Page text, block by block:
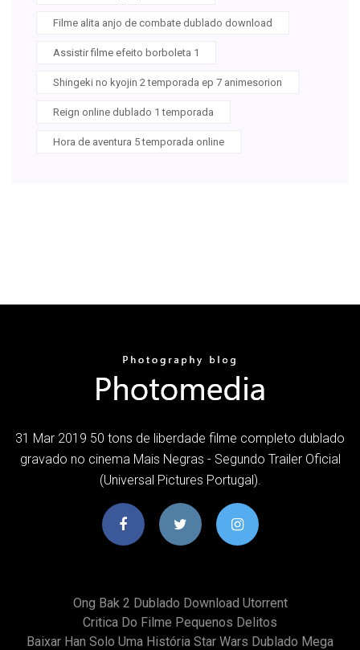
Filme alita anjo de combate dublado download
Assistir filme efeito borboleta 1
Shingeki no kyojin 2 temporada ep 7 animesorion
Reign online dublado 1 temporada
Hora de aventura 5 temporada online
31 Mar 2019 50 tons de liberdade filme completo dublado
gravado no cinema Mais Negras - Segundo Trailer Oficial
(Universal Pictures Portugal).
Ong Bak 2 Dublado Download Utorrent
Critica Do Filme Pequenos Delitos
Baixar Han Solo Uma História Star Wars Dublado Mega